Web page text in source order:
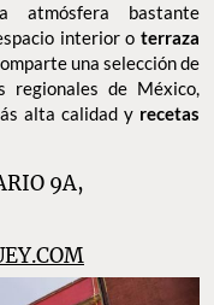
atmósfera bastante
interior o terraza
una selección de
regionales de México,
alta calidad y recetas
9A,